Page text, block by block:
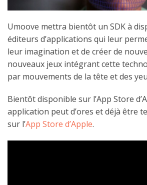
Umoove mettra bientôt un SDK à
éditeurs d’applications qui leur
leur imagination et de créer de
nouveaux jeux intégrant cette
par mouvements de la tête et des
Bientôt disponible sur l’App Store
application peut d’ores et déjà être
sur l’App Store d’Apple.